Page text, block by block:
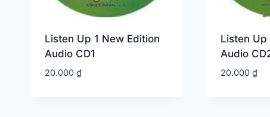
Listen Up 1 New Edition
Audio CD1
20.000 ₫
Listen Up
Audio
20.000 ₫